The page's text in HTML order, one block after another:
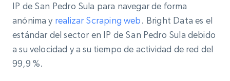
IP de San Pedro Sula para navegar de forma
anónima y realizar Scraping web. Bright Data es el
estándar del sector en IP de San Pedro Sula debido
a su velocidad y a su tiempo de actividad de red del
99,9 %.